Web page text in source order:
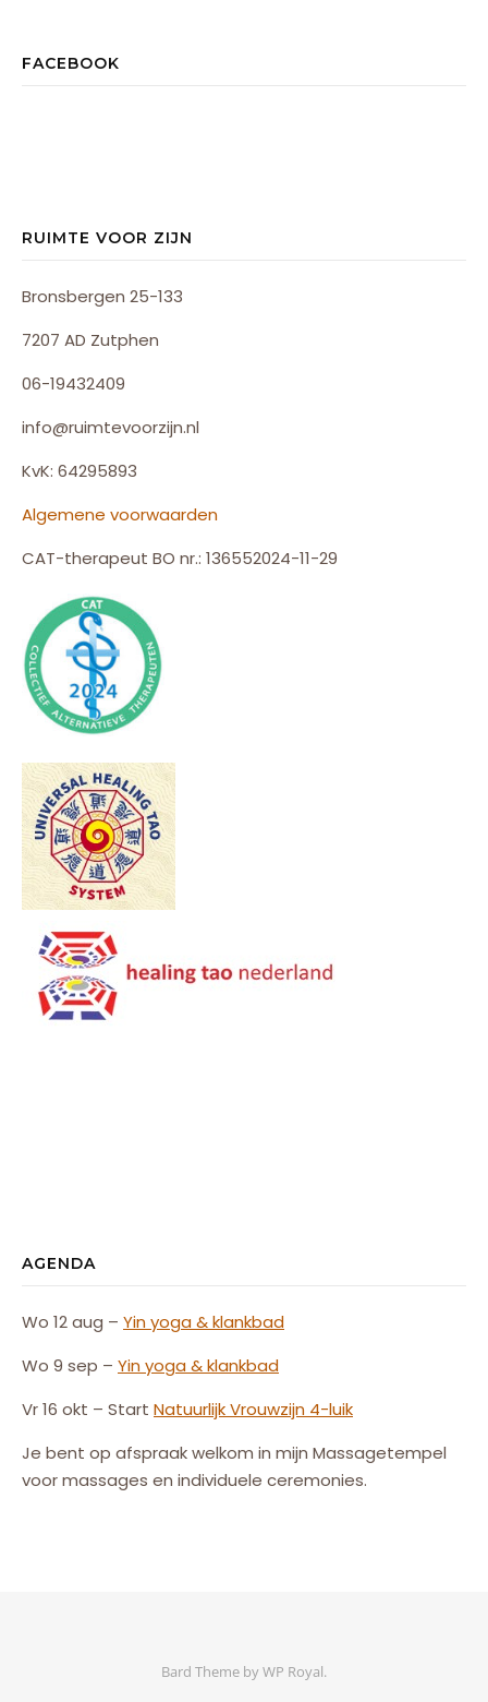
FACEBOOK
RUIMTE VOOR ZIJN
Bronsbergen 25-133
7207 AD Zutphen
06-19432409
info@ruimtevoorzijn.nl
KvK: 64295893
Algemene voorwaarden
CAT-therapeut BO nr.: 136552024-11-29
AGENDA
Wo 12 aug – Yin yoga & klankbad
Wo 9 sep – Yin yoga & klankbad
Vr 16 okt – Start NatuurlijkVrouwzijn 4-luik
Je bent op afspraak welkom in mijn Massagetempel
voor massages en individuele ceremonies.
Bard Theme byWP Royal.